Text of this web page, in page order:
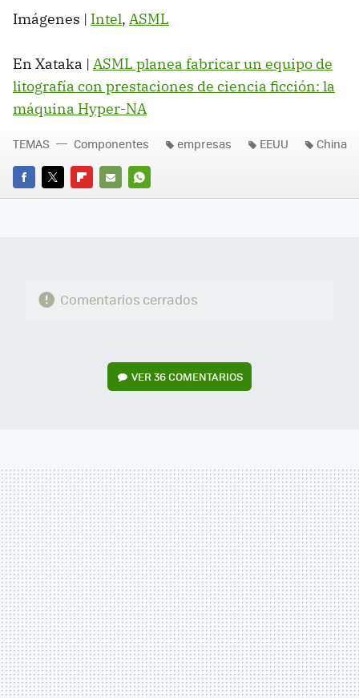
Imágenes | Intel, ASML
En Xataka | ASML planea fabricar un equipo de
litografía con prestaciones de ciencia ficción: la
máquina Hyper-NA
FACEBOOK
TWITTERFLIPBOARD
E-
WHATSAPP
TEMAS Componentes empresas EEUU China
Comentarios cerrados
VER36 COMENTARIOS